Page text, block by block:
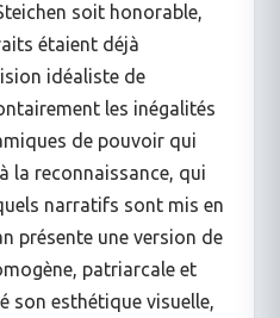
soit honorable,
étaient déjà
idéaliste de
les inégalités
de pouvoir qui
la reconnaissance, qui
narratifs sont mis en
présente une version de
patriarcale et
son esthétique visuelle,